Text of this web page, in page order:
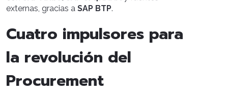
externas, gracias a SAP BTP.
Cuatro impulsores para
la revolución del
Procurement